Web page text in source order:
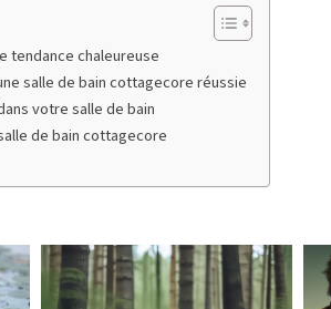
tendance chaleureuse
salle de bain cottagecore réussie
votre salle de bain
de bain cottagecore